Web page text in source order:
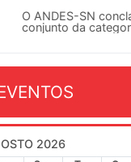
ANDES-SN conclama
da categoria